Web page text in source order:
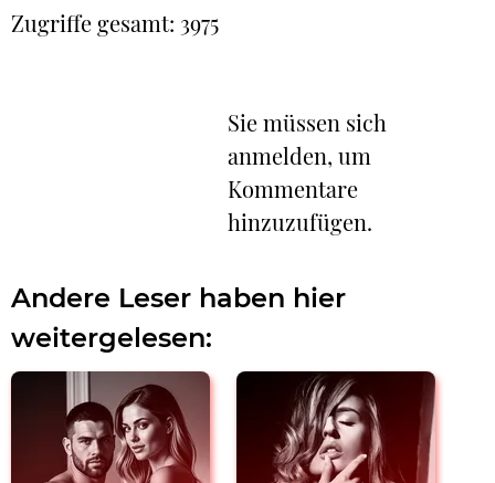
Zugriffe gesamt: 3975
Sie müssen sich
anmelden, um
Kommentare
hinzuzufügen.
Andere Leser haben hier
weitergelesen: